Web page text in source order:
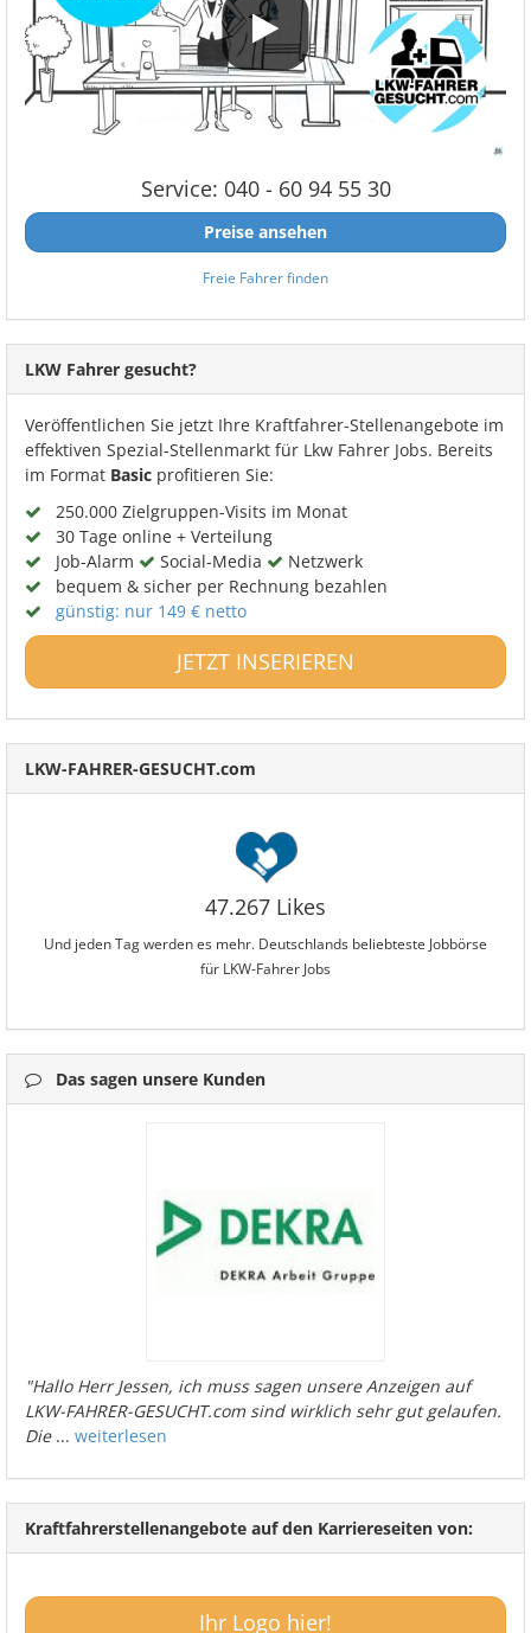
Service: 040 - 60 94 55 30
Preise ansehen
Freie Fahrer finden
LKW Fahrer gesucht?
Veröffentlichen Sie jetzt Ihre Kraftfahrer-Stellenangebote im
effektiven Spezial-Stellenmarkt für Lkw Fahrer Jobs. Bereits
im Format Basic profitieren Sie:
250.000 Zielgruppen-Visits im Monat
30 Tage online + Verteilung
Job-Alarm
Social-Media
Netzwerk
bequem & sicher per Rechnung bezahlen
günstig: nur 149 € netto
JETZT INSERIEREN
LKW-FAHRER-GESUCHT.com
47.267 Likes
Und jeden Tag werden es mehr. Deutschlands beliebteste Jobbörse
für LKW-Fahrer Jobs
Das sagen unsere Kunden
"Hallo Herr Jessen, ich muss sagen unsere Anzeigen auf
LKW-FAHRER-GESUCHT.com sind wirklich sehr gut gelaufen.
Die... weiterlesen
Kraftfahrerstellenangebote auf den Karriereseiten von:
Ihr Logo hier!